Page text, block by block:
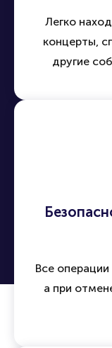
Легко
концерты,
другие
Все
а при